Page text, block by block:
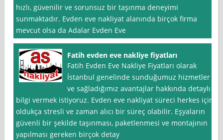
hızlı, güvenilir ve sorunsuz bir taşınma deneyimi
sunmaktadır. Evden eve nakliyat alanında birçok firma
mevcut olsa da Adalar Evden Eve
Fatih evden eve nakliye fiyatları
Fatih Evden Eve Nakliye Fiyatları olarak
İstanbul genelinde sunduğumuz hizmetler
ve sağladığımız avantajlar hakkında detaylı
bilgi vermek istiyoruz. Evden eve nakliyat süreci herkes için
oldukça stresli ve zaman alıcı bir süreç olabilir. Eşyaların
güvenli bir şekilde taşınması, paketlenmesi ve montajının
yapılması gereken birçok detay